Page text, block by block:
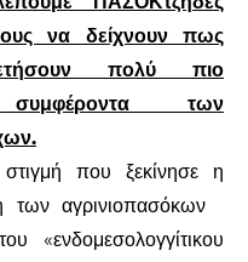
να δείχνουν πως
πολύ πιο
των
που ξεκίνησε η
των αγρινιοπασόκων
«ενδομεσολογγίτικου